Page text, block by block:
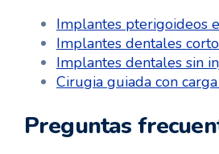
Implantes pterigoideos
Implantes dentales
Implantes dentales sin
Cirugia guiada con
Preguntas